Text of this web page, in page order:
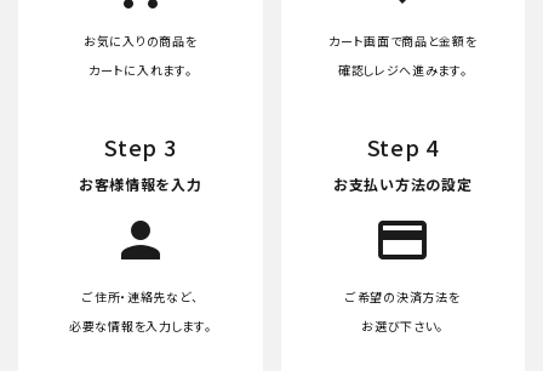
お気に入りの商品を
カートに入れます。
カート画面で商品と金額を
確認しレジへ進みます。
Step 3
お客様情報を入力
person
ご住所・連絡先など、
必要な情報を入力します。
Step 4
お支払い方法の設定
credit_card
ご希望の決済方法を
お選び下さい。